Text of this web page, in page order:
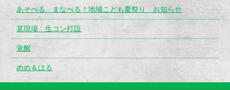
あそべる まなべる！地域こども夏祭り お知らせ
某現場 生コン打設
覚醒
めめ＆はる